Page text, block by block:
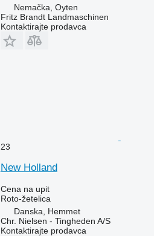
Nemačka, Oyten
Fritz Brandt Landmaschinen
Kontaktirajte prodavca
23
New Holland
Cena na upit
Roto-žetelica
Danska, Hemmet
Chr. Nielsen - Tingheden A/S
Kontaktirajte prodavca